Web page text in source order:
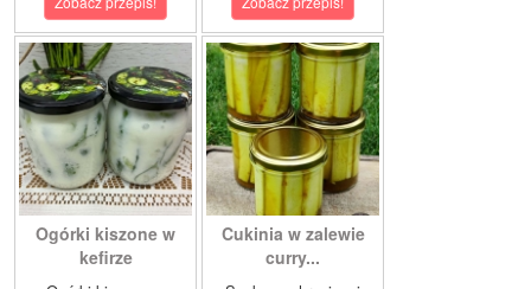
Ogórki kiszone w
kefirze
Cukinia w zalewie
curry...